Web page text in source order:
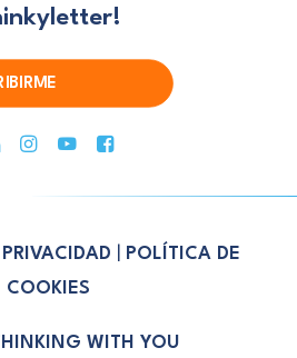
POLÍTICA DE
COOKIES
WITH YOU